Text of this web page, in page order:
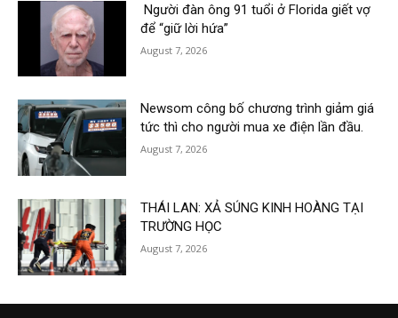
Người đàn ông 91 tuổi ở Florida giết vợ
để “giữ lời hứa”
August 7, 2026
Newsom công bố chương trình giảm giá
tức thì cho người mua xe điện lần đầu.
August 7, 2026
THÁI LAN: XẢ SÚNG KINH HOÀNG TẠI
TRƯỜNG HỌC
August 7, 2026